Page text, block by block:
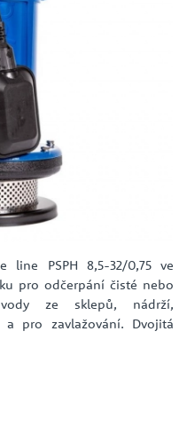
PSPH 8,5-32/0,75 ve
pro odčerpání čisté nebo
ze sklepů, nádrží,
pro zavlažování. Dvojitá